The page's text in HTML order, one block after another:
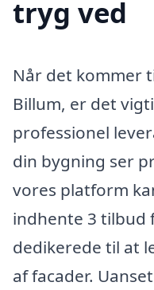
tryg ved
Når det kommer
Billum, er det
professionel
din bygning ser
vores platform
indhente 3 tilbud
dedikerede til at
af facader.